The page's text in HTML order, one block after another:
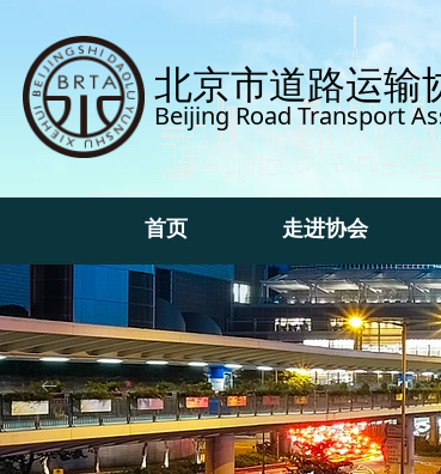
北京市道路运输
Beijing Road Transport
ꂃ
首页
首页
走进协会
走进协会